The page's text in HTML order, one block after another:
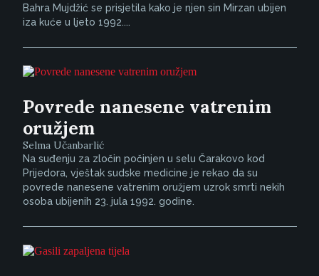
Bahra Mujdžić se prisjetila kako je njen sin Mirzan ubijen
iza kuće u ljeto 1992....
Povrede nanesene vatrenim
oružjem
Selma Učanbarlić
Na suđenju za zločin počinjen u selu Čarakovo kod
Prijedora, vještak sudske medicine je rekao da su
povrede nanesene vatrenim oružjem uzrok smrti nekih
osoba ubijenih 23. jula 1992. godine.